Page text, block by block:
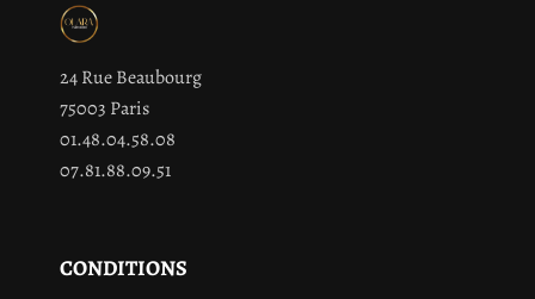
24 Rue Beaubourg
75003 Paris
01.48.04.58.08
07.81.88.09.51
CONDITIONS